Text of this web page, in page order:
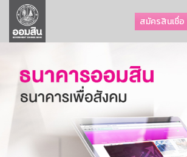
สมัครสินเชื่อ
ลูกค้าธุรกิจ
ลูกค้าผู้ประกอบรายย่อย
ออมเพื่อสุข
เกี่ยวกับธนาคาร
การพัฒนาที่ยั่งยืน